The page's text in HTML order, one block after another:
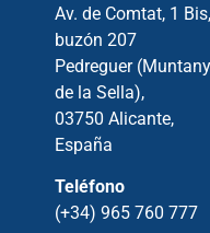
Av. de Comtat, 1 Bis,
buzón 207
Pedreguer
de la Sella),
03750 Alicante,
España
Teléfono
(+34) 965 760 777